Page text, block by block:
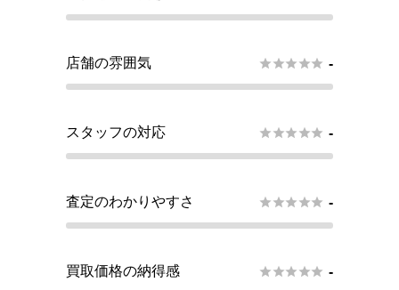
店舗の雰囲気  -
スタッフの対応  -
査定のわかりやすさ  -
買取価格の納得感  -